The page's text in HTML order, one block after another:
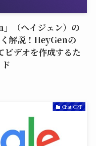
（ヘイジェン）の
解説！HeyGenの
デオを作成するた
Chat GPT